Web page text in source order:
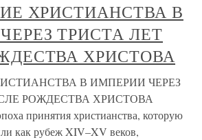
ХРИСТИАНСТВА В
ТРИСТА ЛЕТ
ХРИСТОВА
В ИМПЕРИИ ЧЕРЕЗ
РОЖДЕСТВА ХРИСТОВА
принятия христианства, которую
как рубеж XIV–XV веков,